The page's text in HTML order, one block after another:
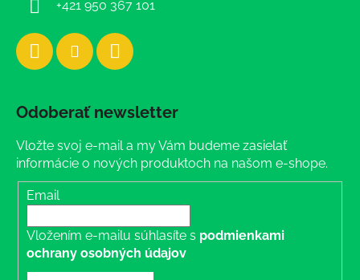
+421 950 367 101
Odoberať newsletter
Vložte svoj e-mail a my Vám budeme zasielať
informácie o nových produktoch na našom e-shope.
Email
Vložením e-mailu súhlasíte s podmienkami
ochrany osobných údajov